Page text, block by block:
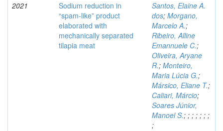
2021
Sodium reduction in
“spam-like” product
elaborated with
mechanically separated
tilapia meat
Santos, Elaine A.
dos; Morgano,
Marcelo A.;
Ribeiro, Alline
Emannuele C.;
Oliveira, Aryane
R.; Monteiro,
Maria Lúcia G.;
Mársico, Eliane T.;
Caliari, Márcio;
Soares Júnior,
Manoel S.; ; ; ; ; ; ;
;